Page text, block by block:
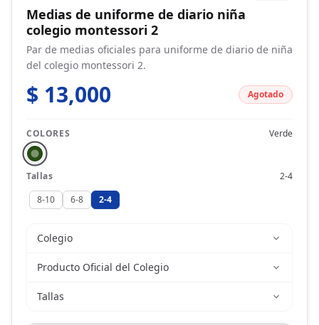
Medias de uniforme de diario niña
colegio montessori 2
Par de medias oficiales para uniforme de diario de niña
del colegio montessori 2.
$ 13,000 Agotado
COLORES Verde
Tallas
2-4
8-10
6-8 2-4
Colegio
Producto Oficial del Colegio
Tallas